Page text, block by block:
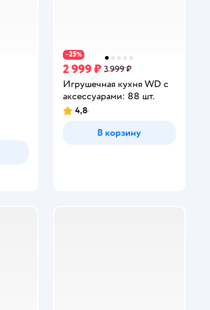
−25%
2 999 ₽ 3 999 ₽
Игрушечная кухня WD с
аксессуарами: 88 шт.
Рейтинг:
4,8
В корзину